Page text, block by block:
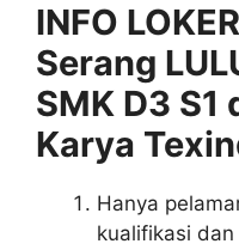
INFO
Serang
SMK D3 S1
Karya
Hanya
kualifikasi